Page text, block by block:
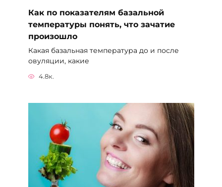
Как по показателям базальной
температуры понять, что зачатие
произошло
Какая базальная температура до и после
овуляции, какие
4.8к.